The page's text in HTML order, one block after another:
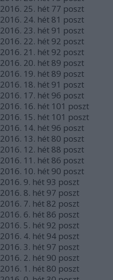
2016. 25. hét 77 poszt
2016. 24. hét 81 poszt
2016. 23. hét 91 poszt
2016. 22. hét 92 poszt
2016. 21. hét 92 poszt
2016. 20. hét 89 poszt
2016. 19. hét 89 poszt
2016. 18. hét 91 poszt
2016. 17. hét 96 poszt
2016. 16. hét 101 poszt
2016. 15. hét 101 poszt
2016. 14. hét 96 poszt
2016. 13. hét 80 poszt
2016. 12. hét 88 poszt
2016. 11. hét 86 poszt
2016. 10. hét 90 poszt
2016. 9. hét 93 poszt
2016. 8. hét 97 poszt
2016. 7. hét 82 poszt
2016. 6. hét 86 poszt
2016. 5. hét 92 poszt
2016. 4. hét 94 poszt
2016. 3. hét 97 poszt
2016. 2. hét 90 poszt
2016. 1. hét 80 poszt